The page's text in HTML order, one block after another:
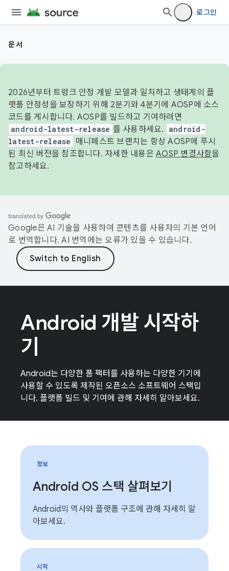
로그인
문서
2026년부터 트렁크 안정 개발 모델과 일치하고 생태계의 플
랫폼 안정성을 보장하기 위해 2분기와 4분기에 AOSP에 소스
코드를 게시합니다. AOSP를 빌드하고 기여하려면
android-latest-release 를 사용하세요.
android-
latest-release
매니페스트 브랜치는 항상 AOSP에 푸시
된 최신 버전을 참조합니다. 자세한 내용은 AOSP 변경사항을
참고하세요.
Google은 AI 기술을 사용하여 콘텐츠를 사용자의 기본 언어
로 번역합니다. AI 번역에는 오류가 있을 수 있습니다.
Android 개발 시작하
기
Android는 다양한 폼 팩터를 사용하는 다양한 기기에
사용할 수 있도록 제작된 오픈소스 소프트웨어 스택입
니다. 플랫폼 빌드 및 기여에 관해 자세히 알아보세요.
정보
Android OS 스택 살펴보기
Android의 역사와 플랫폼 구조에 관해 자세히 알
아보세요.
시작